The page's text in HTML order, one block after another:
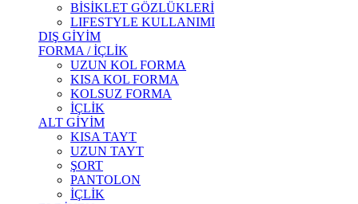
BİSİKLET GÖZLÜKLERİ
LIFESTYLE KULLANIMI
DIŞ GİYİM
FORMA / İÇLİK
UZUN KOL FORMA
KISA KOL FORMA
KOLSUZ FORMA
İÇLİK
ALT GİYİM
KISA TAYT
UZUN TAYT
ŞORT
PANTOLON
İÇLİK